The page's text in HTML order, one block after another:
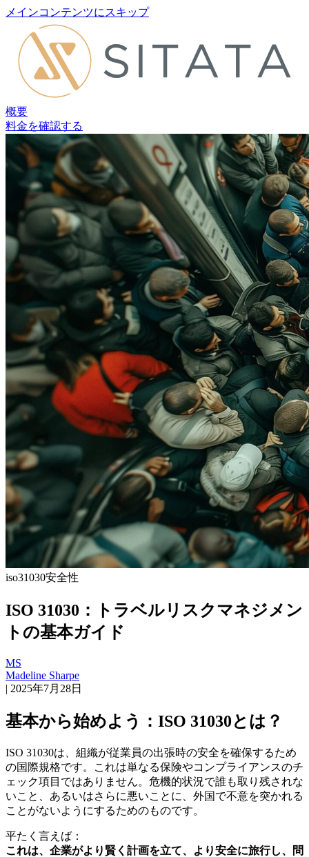
メインコンテンツにスキップ
概要
料金を確認する
iso31030安全性
ISO 31030：トラベルリスクマネジメン
トの基本ガイド
MS
Madeline Sharpe
| 2025年7月28日
基本から始めよう：ISO 31030とは？
ISO 31030は、組織が従業員の出張時の安全を確保するため
の国際規格です。これは単なる保険やコンプライアンスのチ
ェック項目ではありません。危機的状況で誰も取り残されな
いこと、あるいはさらに悪いことに、外国で不意を突かれる
ことがないようにするためのものです。
平たく言えば：
これは、企業がより賢く計画を立て、より安全に旅行し、問